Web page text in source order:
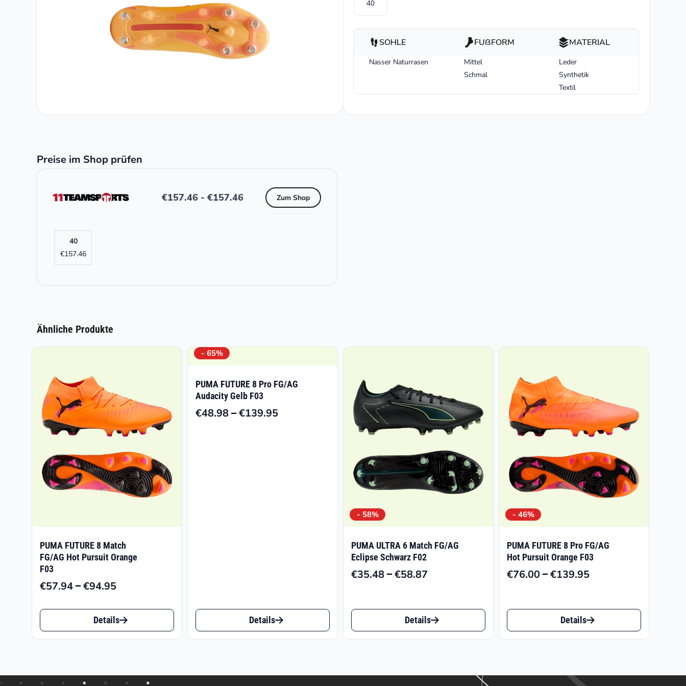
40
SOHLE
Nasser Naturrasen
FUßFORM
Mittel
Schmal
MATERIAL
Leder
Synthetik
Textil
Preise im Shop prüfen
€157.46 - €157.46 Zum Shop
40
€157.46
Ähnliche Produkte
PUMA FUTURE 8 Match
FG/AG Hot Pursuit Orange
F03
€57.94–€94.95Preisspanne:
bis
€94.95
Dieses
Produkt
Varianten
Details
- 65%
PUMA FUTURE 8 Pro FG/AG
Audacity Gelb F03
€48.98–€139.95Preisspanne:
Dieses
Produkt
Details
- 58%
PUMA ULTRA 6 Match FG/AG
Eclipse Schwarz F02
€35.48–€58.87
bis
€58.87
Dieses
Produkt
Details
- 46%
PUMA FUTURE 8 Pro FG/AG
Hot Pursuit Orange F03
€76.00–€139.95Preisspanne:
bis
€139.95
Dieses
Produkt
Details